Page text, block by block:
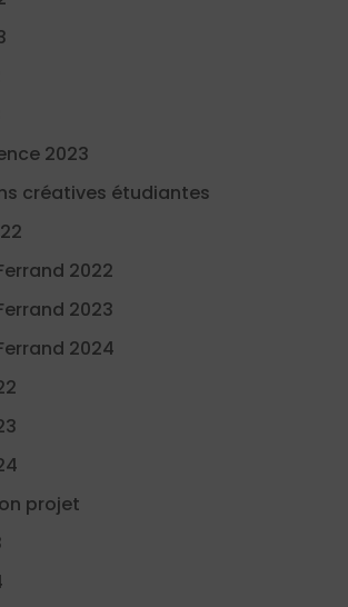
2023
créatives étudiantes
2022
2023
2024
projet